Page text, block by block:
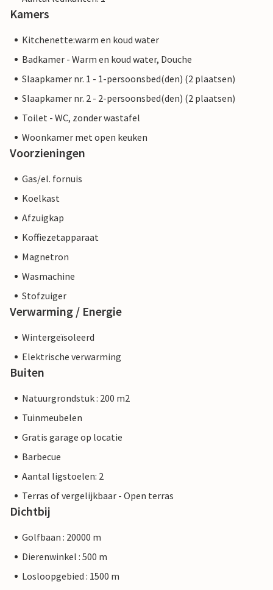
Kamers
Kitchenette:warm en koud water
Badkamer - Warm en koud water, Douche
Slaapkamer nr. 1 - 1-persoonsbed(den) (2 plaatsen)
Slaapkamer nr. 2 - 2-persoonsbed(den) (2 plaatsen)
Toilet - WC, zonder wastafel
Woonkamer met open keuken
Voorzieningen
Gas/el. fornuis
Koelkast
Afzuigkap
Koffiezetapparaat
Magnetron
Wasmachine
Stofzuiger
Verwarming / Energie
Wintergeïsoleerd
Elektrische verwarming
Buiten
Natuurgrondstuk : 200 m2
Tuinmeubelen
Gratis garage op locatie
Barbecue
Aantal ligstoelen: 2
Terras of vergelijkbaar - Open terras
Dichtbij
Golfbaan : 20000 m
Dierenwinkel : 500 m
Losloopgebied : 1500 m